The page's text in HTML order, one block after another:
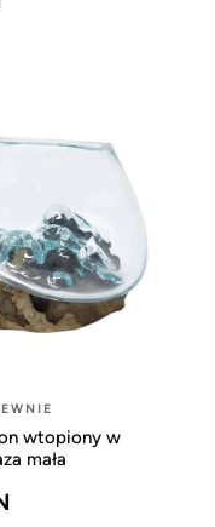
wtopiony w
mała